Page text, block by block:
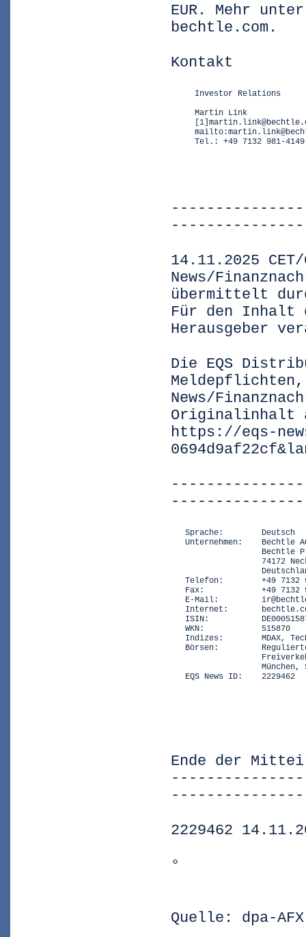
EUR. Mehr
bechtle.com.
Kontakt
Investor Relations
Martin Link
Tel.: +49 7132 981-
14.11.2025
News/
übermittelt
Für den
Herausgeber
Die EQS
News/
Originalinhalt
https://eqs-
   Sprache:        Deutsch
Unternehmen:    Bechtle
Bechtle
74172
Telefon:        +49 7132
Fax:            +49 7132
E-Mail:
Internet:
ISIN:
   WKN:            515870
Indizes:        MDAX,
Börsen:
München,
   EQS News ID:    2229462
Ende der
2229462
°
Quelle: dpa-AFX